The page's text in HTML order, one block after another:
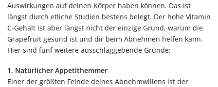
Auswirkungen auf deinen Körper haben können. Das ist
längst durch etliche Studien bestens belegt. Der hohe Vitamin
C-Gehalt ist aber längst nicht der einzige Grund, warum die
Grapefruit gesund ist und dir beim Abnehmen helfen kann.
Hier sind fünf weitere ausschlaggebende Gründe:
1. Natürlicher Appetithemmer
Einer der größten Feinde deines Abnehmwillens ist der